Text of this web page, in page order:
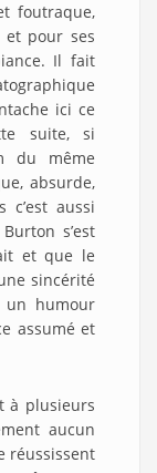
foutraque,
et pour ses
Il fait
ici ce
suite, si
du même
absurde,
c’est aussi
s’est
et que le
sincérité
un humour
assumé et
à plusieurs
aucun
réussissent